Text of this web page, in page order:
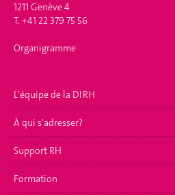
1211 Genève 4
T. +41 22 379 75 56
Organigramme
L'équipe de la DIRH
À qui s'adresser?
Support RH
Formation